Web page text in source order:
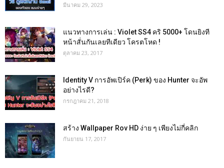
มีนาคม 29, 2023
แนวทางการเล่น : Violet SS4 คริ 5000+ โดนยิงที
หน้าสั่นกันเลยทีเดียว โครตโหด !
ตุลาคม 23, 2017
Identity V การอัพเปิร์ค (Perk) ของ Hunter จะอัพ
อย่างไรดี?
กรกฎาคม 21, 2018
สร้าง Wallpaper Rov HD ง่าย ๆ เพียงไม่กี่คลิก
กันยายน 17, 2017